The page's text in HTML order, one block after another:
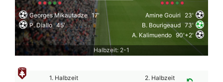
Georges Mikautadze 17'
P. Diallo 45'
Amine Gouiri
23'
B. Bourigeaud 73'
A. Kalimuendo 90'+2'
Halbzeit: 2-1
1. Halbzeit 2. Halbzeit